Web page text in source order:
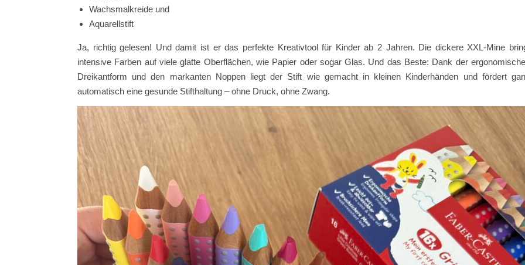
Wachsmalkreide und
Aquarellstift
Ja, richtig gelesen! Und damit ist er das perfekte Kreativtool für Kinder ab 2 Jahren. Die dickere XXL-Mine
intensive Farben auf viele glatte Oberflächen, wie Papier oder sogar Glas. Und das Beste: Dank der
Dreikantform und den markanten Noppen liegt der Stift wie gemacht in kleinen Kinderhänden und fördert
automatisch eine gesunde Stifthaltung – ohne Druck, ohne Zwang.